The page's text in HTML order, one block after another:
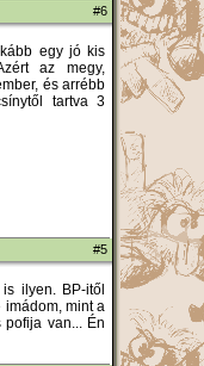
#6
egy jó kis
az megy,
és arrébb
tartva 3
#5
ilyen. BP-itől
imádom, mint a
pofija van... Én